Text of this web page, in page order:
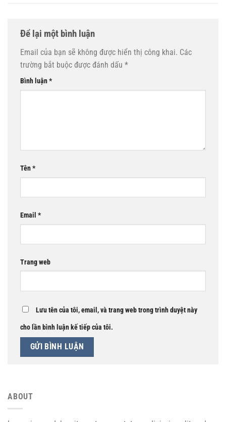
Để lại một bình luận
Email của bạn sẽ không được hiển thị công khai. Các
trường bắt buộc được đánh dấu *
Bình luận*
Tên*
Email *
Trang web
Lưu tên của tôi, email, và trang web trong trình duyệt này
cho lần bình luận kế tiếp của tôi.
ABOUT